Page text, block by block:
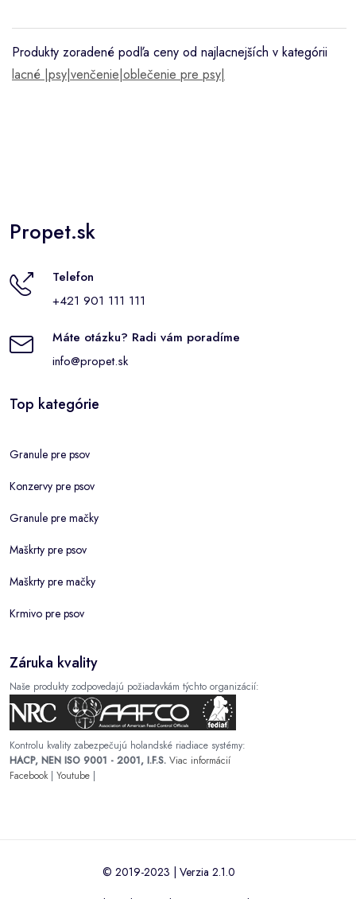
Produkty zoradené podľa ceny od najlacnejších v kategórii
lacné |psy|venčenie|oblečenie pre psy|
Propet.sk
Telefon
+421 901 111 111
Máte otázku? Radi vám poradíme
info@propet.sk
Top kategórie
Granule pre psov
Konzervy pre psov
Granule pre mačky
Maškrty pre psov
Maškrty pre mačky
Krmivo pre psov
Záruka kvality
Naše produkty zodpovedajú požiadavkám týchto organizácií:
Kontrolu kvality zabezpečujú holandské riadiace systémy:
HACP, NEN ISO 9001 - 2001, I.F.S. Viac informácií
Facebook| Youtube |
© 2019-2023 | Verzia 2.1.0